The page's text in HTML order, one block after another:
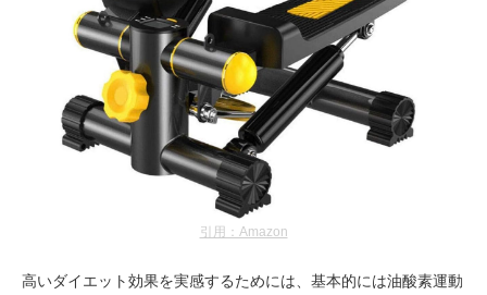
引用：Amazon
高いダイエット効果を実感するためには、基本的には油酸素運動